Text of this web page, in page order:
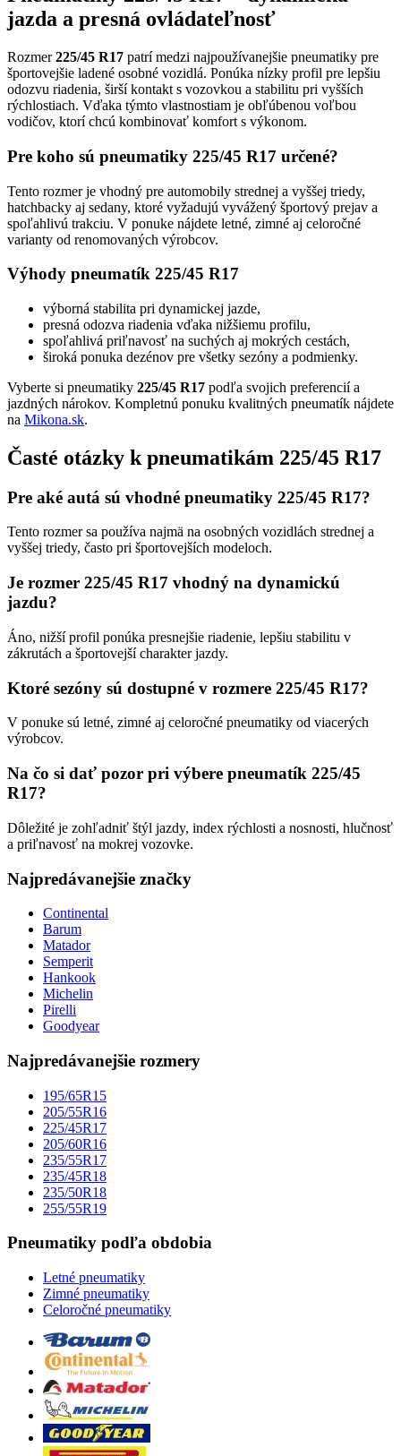
jazda a presná ovládateľnosť
Rozmer225/45 R17 patrí medzi najpoužívanejšie pneumatiky pre
športovejšie ladené osobné vozidlá. Ponúka nízky profil pre lepšiu
odozvu riadenia, širší kontakt s vozovkou a stabilitu pri vyšších
rýchlostiach. Vďaka týmto vlastnostiam je obľúbenou voľbou
vodičov, ktorí chcú kombinovať komfort s výkonom.
Pre koho sú pneumatiky 225/45 R17 určené?
Tento rozmer je vhodný pre automobily strednej a vyššej triedy,
hatchbacky aj sedany, ktoré vyžadujú vyvážený športový prejav a
spoľahlivú trakciu. V ponuke nájdete letné, zimné aj celoročné
varianty od renomovaných výrobcov.
Výhody pneumatík 225/45 R17
výborná stabilita pri dynamickej jazde,
presná odozva riadenia vďaka nižšiemu profilu,
spoľahlivá priľnavosť na suchých aj mokrých cestách,
široká ponuka dezénov pre všetky sezóny a podmienky.
Vyberte si pneumatiky 225/45 R17 podľa svojich preferencií a
jazdných nárokov. Kompletnú ponuku kvalitných pneumatík nájdete
na Mikona.sk.
Časté otázky k pneumatikám 225/45 R17
Pre aké autá sú vhodné pneumatiky 225/45 R17?
Tento rozmer sa používa najmä na osobných vozidlách strednej a
vyššej triedy, často pri športovejších modeloch.
Je rozmer 225/45 R17 vhodný na dynamickú
jazdu?
Áno, nižší profil ponúka presnejšie riadenie, lepšiu stabilitu v
zákrutách a športovejší charakter jazdy.
Ktoré sezóny sú dostupné v rozmere 225/45 R17?
V ponuke sú letné, zimné aj celoročné pneumatiky od viacerých
výrobcov.
Na čo si dať pozor pri výbere pneumatík 225/45
R17?
Dôležité je zohľadniť štýl jazdy, index rýchlosti a nosnosti, hlučnosť
a priľnavosť na mokrej vozovke.
Najpredávanejšie značky
Continental
Barum
Matador
Semperit
Hankook
Michelin
Pirelli
Goodyear
Najpredávanejšie rozmery
195/65R15
205/55R16
225/45R17
205/60R16
235/55R17
235/45R18
235/50R18
255/55R19
Pneumatiky podľa obdobia
Letné pneumatiky
Zimné pneumatiky
Celoročné pneumatiky